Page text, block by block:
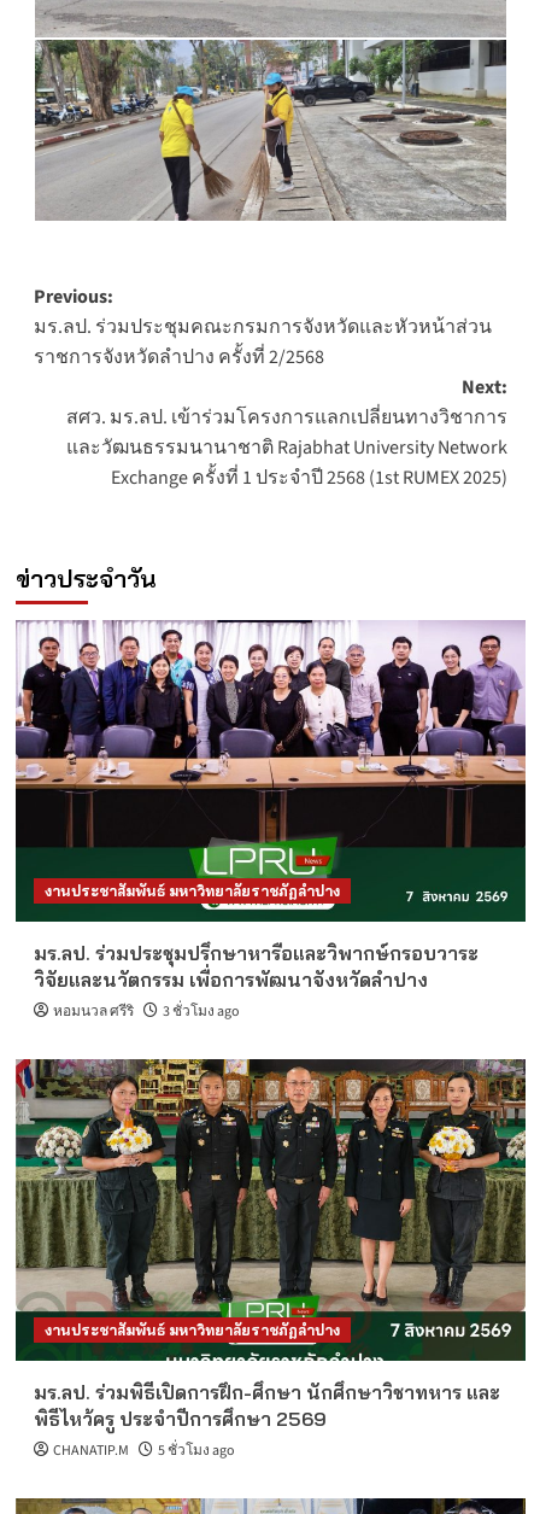
Post
navigation
Previous:
มร.ลป. ร่วมประชุมคณะกรมการจังหวัดและหัวหน้าส่วน
ราชการจังหวัดลำปาง ครั้งที่ 2/2568
Next:
สศว. มร.ลป. เข้าร่วมโครงการแลกเปลี่ยนทางวิชาการ
และวัฒนธรรมนานาชาติ Rajabhat University Network
Exchange ครั้งที่ 1 ประจำปี 2568 (1st RUMEX 2025)
ข่าวประจำวัน
งานประชาสัมพันธ์ มหาวิทยาลัยราชภัฏลำปาง
มร.ลป. ร่วมประชุมปรึกษาหารือและวิพากษ์กรอบวาระ
วิจัยและนวัตกรรม เพื่อการพัฒนาจังหวัดลำปาง
หอมนวล ศรีริ 3 ชั่วโมง ago
งานประชาสัมพันธ์ มหาวิทยาลัยราชภัฏลำปาง
มร.ลป. ร่วมพิธีเปิดการฝึก-ศึกษา นักศึกษาวิชาทหาร และ
พิธีไหว้ครู ประจำปีการศึกษา 2569
CHANATIP.M 5 ชั่วโมง ago